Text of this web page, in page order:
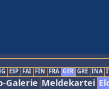
ESP FAI FIN FRA GER GRE INA
Galerie Meldekartei